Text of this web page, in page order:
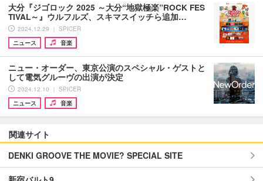
大分『ジゴロック 2025 ～大分“地獄極楽”ROCK FES
TIVAL～』ウルフルズ、スキマスイッチら追加…
2024.12.29 ｜ SPICER
ニュース
音楽
ニュー・オーダー、東京公演のスペシャル・ゲストと
して電気グルーヴの出演が決定
2024.12.10 ｜ SPICER
ニュース
音楽
関連サイト
DENKI GROOVE THE MOVIE? SPECIAL SITE